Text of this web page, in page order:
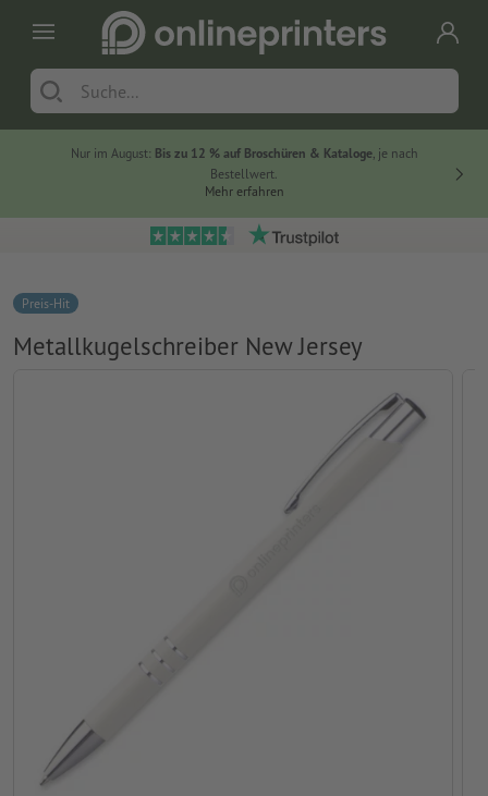
Nur im August: Bis zu 12 % auf Broschüren & Kataloge, je nach
Bestellwert.
Mehr erfahren
Preis-Hit
Metallkugelschreiber New Jersey